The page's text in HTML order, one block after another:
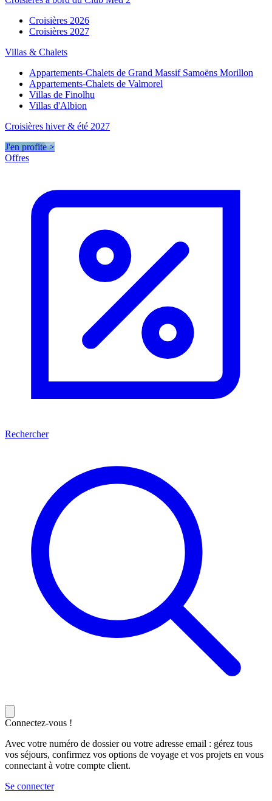
Croisières 2026
Croisières 2027
Villas & Chalets
Appartements-Chalets de Grand Massif Samoëns Morillon
Appartements-Chalets de Valmorel
Villas de Finolhu
Villas d'Albion
Croisières hiver & été 2027
J'en profite >
Offres
Rechercher
Connectez-vous !
Avec votre numéro de dossier ou votre adresse email : gérez tous
vos séjours, confirmez vos options de voyage et vos projets en vous
connectant à votre compte client.
Se connecter